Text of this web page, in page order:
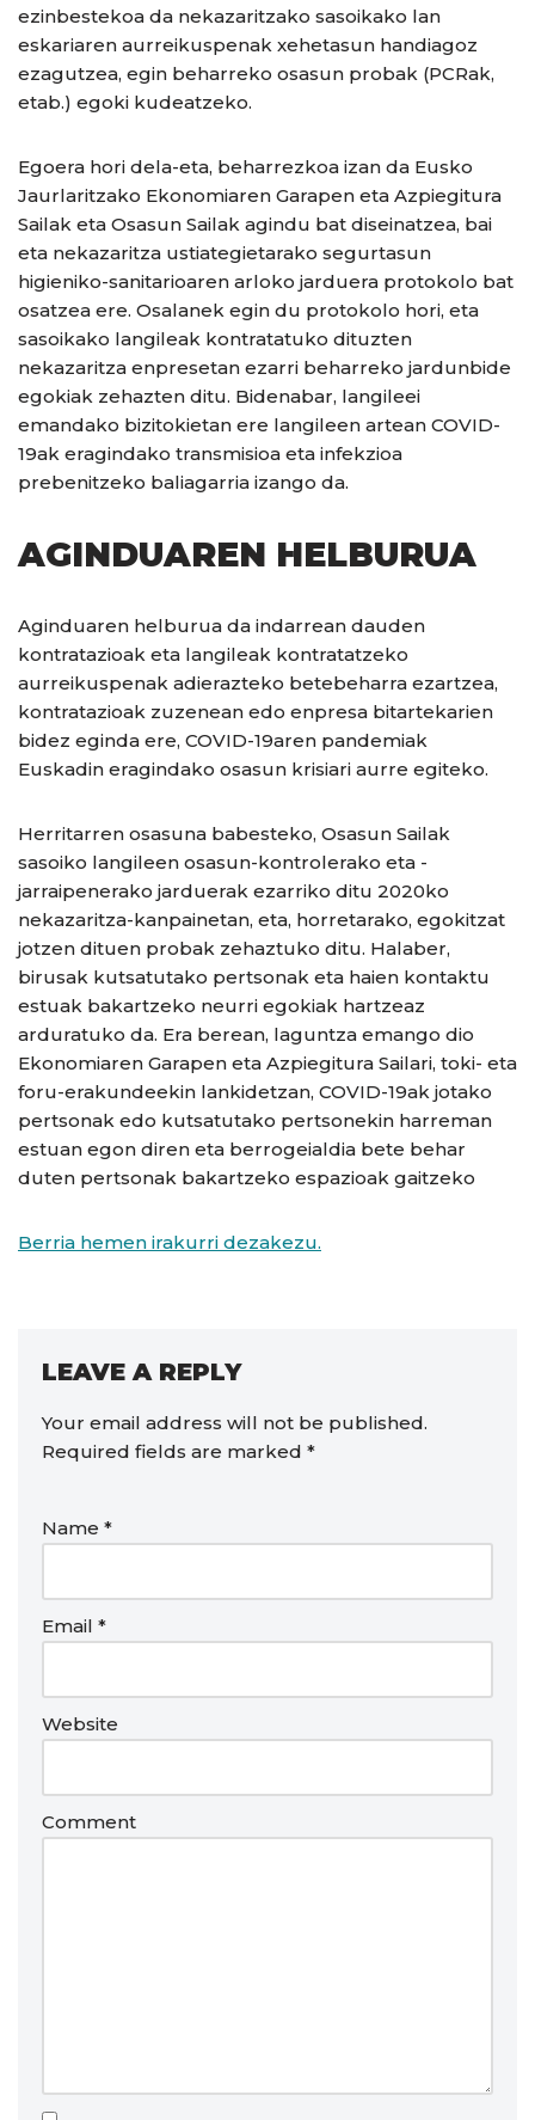
ezinbestekoa da nekazaritzako sasoikako lan
eskariaren aurreikuspenak xehetasun handiagoz
ezagutzea, egin beharreko osasun probak (PCRak,
etab.) egoki kudeatzeko.
Egoera hori dela-eta, beharrezkoa izan da Eusko
Jaurlaritzako Ekonomiaren Garapen eta Azpiegitura
Sailak eta Osasun Sailak agindu bat diseinatzea, bai
eta nekazaritza ustiategietarako segurtasun
higieniko-sanitarioaren arloko jarduera protokolo bat
osatzea ere. Osalanek egin du protokolo hori, eta
sasoikako langileak kontratatuko dituzten
nekazaritza enpresetan ezarri beharreko jardunbide
egokiak zehazten ditu. Bidenabar, langileei
emandako bizitokietan ere langileen artean COVID-
19ak eragindako transmisioa eta infekzioa
prebenitzeko baliagarria izango da.
AGINDUAREN HELBURUA
Aginduaren helburua da indarrean dauden
kontratazioak eta langileak kontratatzeko
aurreikuspenak adierazteko betebeharra ezartzea,
kontratazioak zuzenean edo enpresa bitartekarien
bidez eginda ere, COVID-19aren pandemiak
Euskadin eragindako osasun krisiari aurre egiteko.
Herritarren osasuna babesteko, Osasun Sailak
sasoiko langileen osasun-kontrolerako eta -
jarraipenerako jarduerak ezarriko ditu 2020ko
nekazaritza-kanpainetan, eta, horretarako, egokitzat
jotzen dituen probak zehaztuko ditu. Halaber,
birusak kutsatutako pertsonak eta haien kontaktu
estuak bakartzeko neurri egokiak hartzeaz
arduratuko da. Era berean, laguntza emango dio
Ekonomiaren Garapen eta Azpiegitura Sailari, toki- eta
foru-erakundeekin lankidetzan, COVID-19ak jotako
pertsonak edo kutsatutako pertsonekin harreman
estuan egon diren eta berrogeialdia bete behar
duten pertsonak bakartzeko espazioak gaitzeko
Berria hemen irakurri dezakezu.
LEAVE A REPLY
Your email address will not be published.
Required fields are marked *
Name *
Email *
Website
Comment